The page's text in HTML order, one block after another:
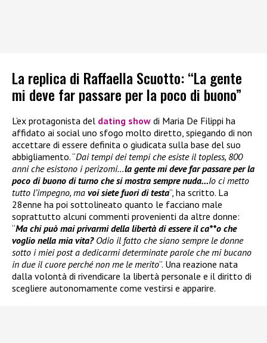
La replica di Raffaella Scuotto: “La gente
mi deve far passare per la poco di buono”
L’ex protagonista del dating show di Maria De Filippi ha
affidato ai social uno sfogo molto diretto, spiegando di non
accettare di essere definita o giudicata sulla base del suo
abbigliamento. “Dai tempi dei tempi che esiste il topless, 800
anni che esistono i perizomi…la gente mi deve far passare per la
poco di buono di turno che si mostra sempre nuda…Io ci metto
tutto l’impegno, ma voi siete fuori di testa”, ha scritto. La
28enne ha poi sottolineato quanto le facciano male
soprattutto alcuni commenti provenienti da altre donne:
“Ma chi può mai privarmi della libertà di essere il ca**o che
voglio nella mia vita? Odio il fatto che siano sempre le donne
sotto i miei post a dedicarmi determinate parole che mi bucano
in due il cuore perché non me le merito”. Una reazione nata
dalla volontà di rivendicare la libertà personale e il diritto di
scegliere autonomamente come vestirsi e apparire.